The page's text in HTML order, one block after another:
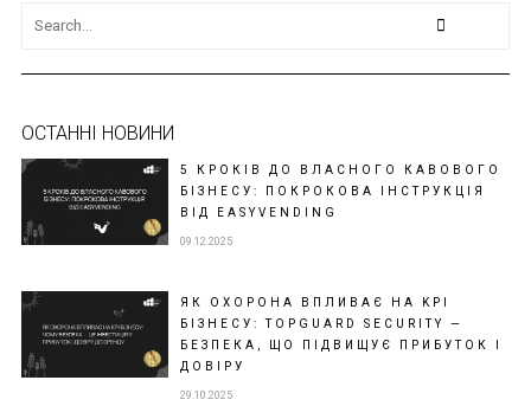
ОСТАННІ НОВИНИ
5 КРОКІВ ДО ВЛАСНОГО КАВОВОГО
БІЗНЕСУ: ПОКРОКОВА ІНСТРУКЦІЯ
ВІД EASYVENDING
09.12.2025
ЯК ОХОРОНА ВПЛИВАЄ НА KPI
БІЗНЕСУ: TOPGUARD SECURITY —
БЕЗПЕКА, ЩО ПІДВИЩУЄ ПРИБУТОК І
ДОВІРУ
29.10.2025